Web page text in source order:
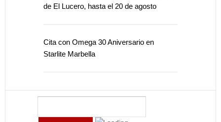
de El Lucero, hasta el 20 de agosto
Cita con Omega 30 Aniversario en
Starlite Marbella